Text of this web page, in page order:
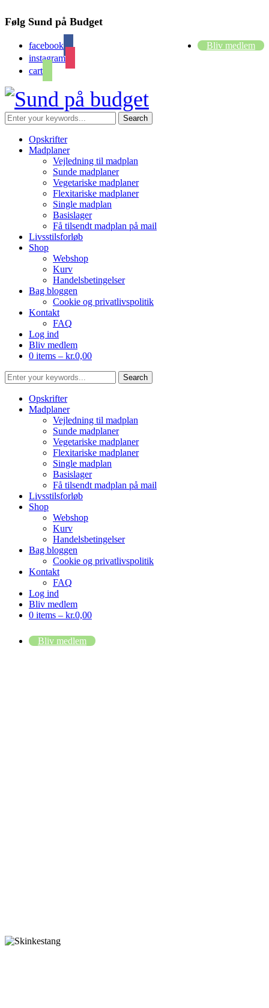
Følg Sund på Budget
facebook
instagram
cart
Bliv medlem
Opskrifter
Madplaner
Vejledning til madplan
Sunde madplaner
Vegetariske madplaner
Flexitariske madplaner
Single madplan
Basislager
Få tilsendt madplan på mail
Livsstilsforløb
Shop
Webshop
Kurv
Handelsbetingelser
Bag bloggen
Cookie og privatlivspolitik
Kontakt
FAQ
Log ind
Bliv medlem
0 items – kr.0,00
Opskrifter
Madplaner
Vejledning til madplan
Sunde madplaner
Vegetariske madplaner
Flexitariske madplaner
Single madplan
Basislager
Få tilsendt madplan på mail
Livsstilsforløb
Shop
Webshop
Kurv
Handelsbetingelser
Bag bloggen
Cookie og privatlivspolitik
Kontakt
FAQ
Log ind
Bliv medlem
0 items – kr.0,00
Bliv medlem